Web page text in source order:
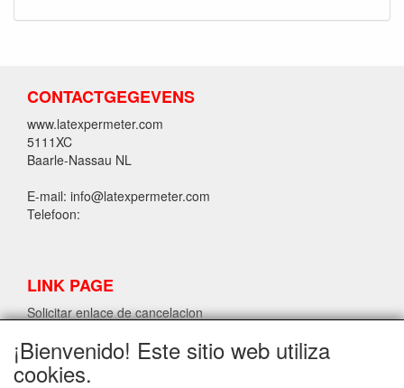
CONTACTGEGEVENS
www.latexpermeter.com
5111XC
Baarle-Nassau NL
E-mail: info@latexpermeter.com
Telefoon:
LINK PAGE
Solicitar enlace de cancelacion
INFORMACIÓN DE LÁTEX LPM
¡Bienvenido! Este sitio web utiliza
cookies.